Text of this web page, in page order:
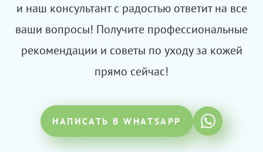
и наш консультант с радостью ответит на все
ваши вопросы! Получите профессиональные
рекомендации и советы по уходу за кожей
прямо сейчас!
НАПИСАТЬ В WHATSAPP